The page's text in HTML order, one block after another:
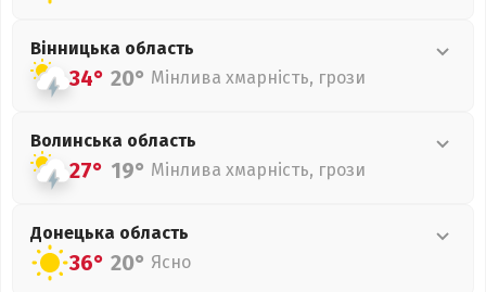
Вінницька область
34° 20° Мінлива хмарність, грози
Волинська область
27° 19° Мінлива хмарність, грози
Донецька область
36° 20° Ясно